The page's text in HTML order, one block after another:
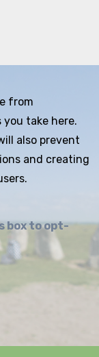
from
take here.
also prevent
and creating
box to opt-